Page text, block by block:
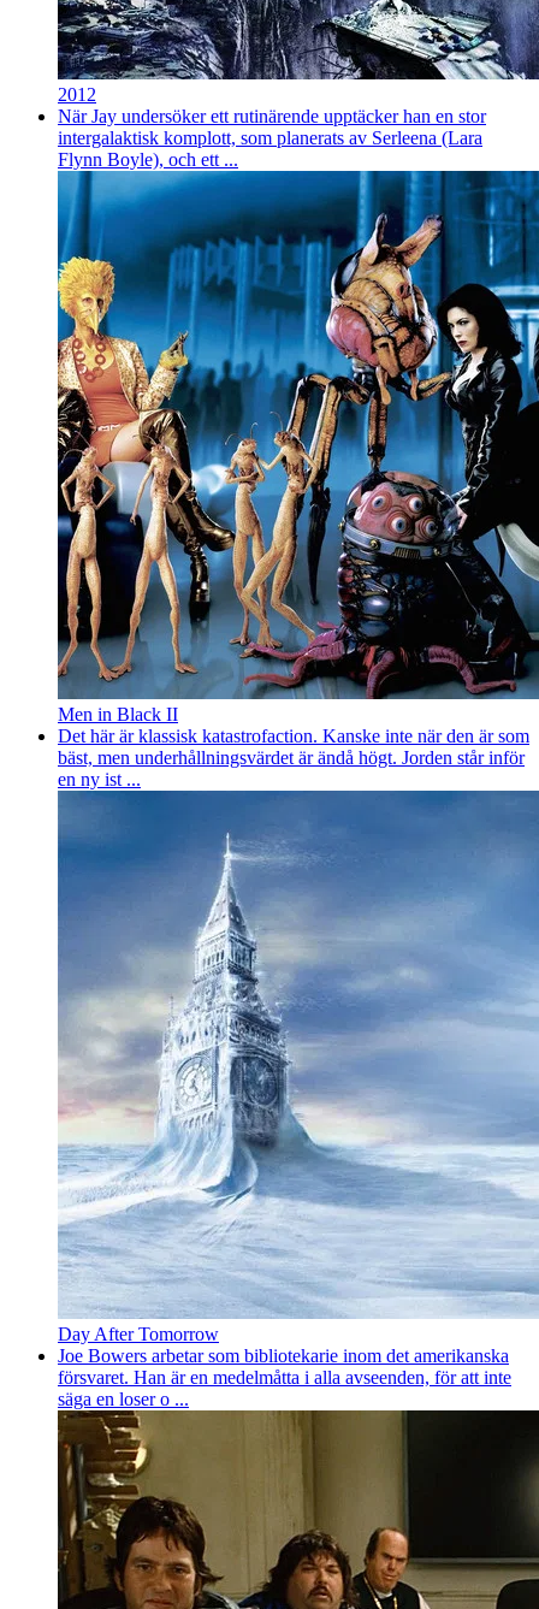
2012
När Jay undersöker ett rutinärende upptäcker han en stor
intergalaktisk komplott, som planerats av Serleena (Lara
Flynn Boyle), och ett ...
Men in Black II
Det här är klassisk katastrofaction. Kanske inte när den är som
bäst, men underhållningsvärdet är ändå högt. Jorden står inför
en ny ist ...
Day After Tomorrow
Joe Bowers arbetar som bibliotekarie inom det amerikanska
försvaret. Han är en medelmåtta i alla avseenden, för att inte
säga en loser o ...